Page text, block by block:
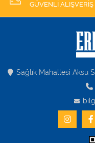
GÜVENLİ ALIŞVERİŞ
Sağlık Mahallesi Aksu